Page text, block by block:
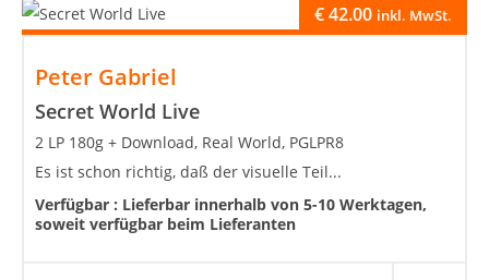
Peter Gabriel
Secret World Live
€42.00 inkl. MwSt.
2 LP 180g + Download, Real World, PGLPR8
Es ist schon richtig, daß der visuelle Teil...
Verfügbar : Lieferbar innerhalb von 5-10 Werktagen,
soweit verfügbar beim Lieferanten